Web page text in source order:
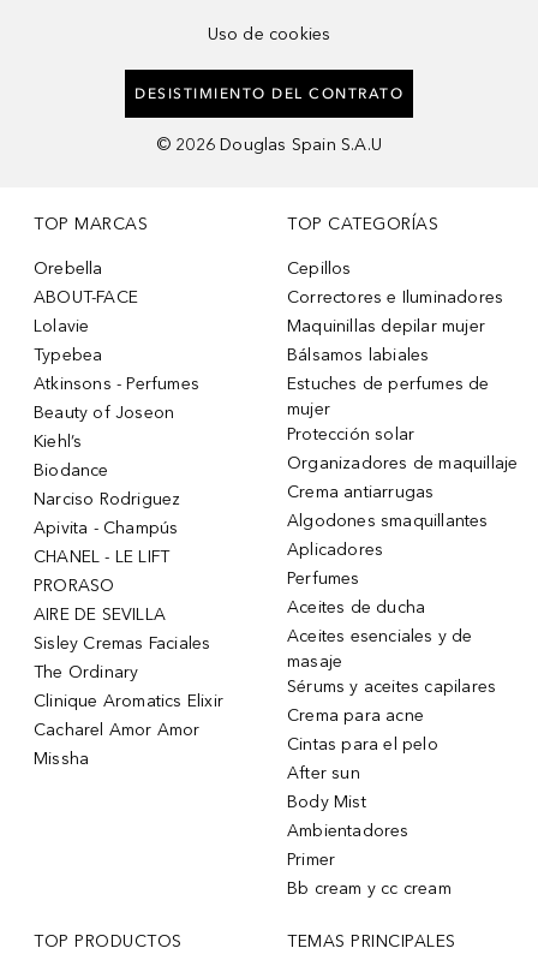
Uso de cookies
DESISTIMIENTO DEL CONTRATO
© 2026 Douglas Spain S.A.U
TOP MARCAS
Orebella
ABOUT-FACE
Lolavie
Typebea
Atkinsons - Perfumes
Beauty of Joseon
Kiehl’s
Biodance
Narciso Rodriguez
Apivita - Champús
CHANEL - LE LIFT
PRORASO
AIRE DE SEVILLA
Sisley Cremas Faciales
The Ordinary
Clinique Aromatics Elixir
Cacharel Amor Amor
Missha
TOP CATEGORÍAS
Cepillos
Correctores e Iluminadores
Maquinillas depilar mujer
Bálsamos labiales
Estuches de perfumes de
mujer
Protección solar
Organizadores de maquillaje
Crema antiarrugas
Algodones smaquillantes
Aplicadores
Perfumes
Aceites de ducha
Aceites esenciales y de
masaje
Sérums y aceites capilares
Crema para acne
Cintas para el pelo
After sun
Body Mist
Ambientadores
Primer
Bb cream y cc cream
TOP PRODUCTOS TEMAS PRINCIPALES